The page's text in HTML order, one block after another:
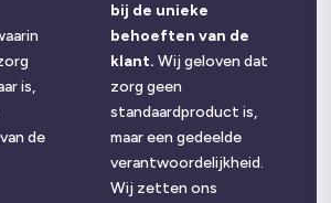
is,
de
bij de unieke
behoeften van de
klant. Wij geloven dat
zorg geen
standaardproduct is,
maar een gedeelde
verantwoordelijkheid.
Wij zetten ons